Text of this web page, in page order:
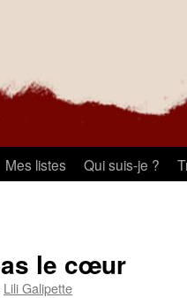
Mes listes Qui suis-je ?
le cœur
Lili Galipette